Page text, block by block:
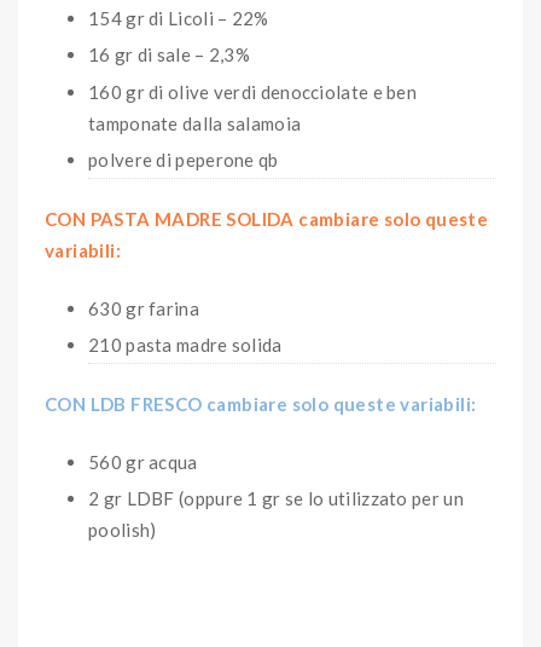
154 gr di Licoli – 22%
16 gr di sale – 2,3%
160 gr di olive verdi denocciolate e ben
tamponate dalla salamoia
polvere di peperone qb
CON PASTA MADRE SOLIDA cambiare solo queste
variabili:
630 gr farina
210 pasta madre solida
CON LDB FRESCO cambiare solo queste variabili:
560 gr acqua
2 gr LDBF (oppure 1 gr se lo utilizzato per un
poolish)